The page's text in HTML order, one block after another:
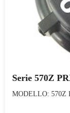
Serie 570Z
MODELLO: 570Z